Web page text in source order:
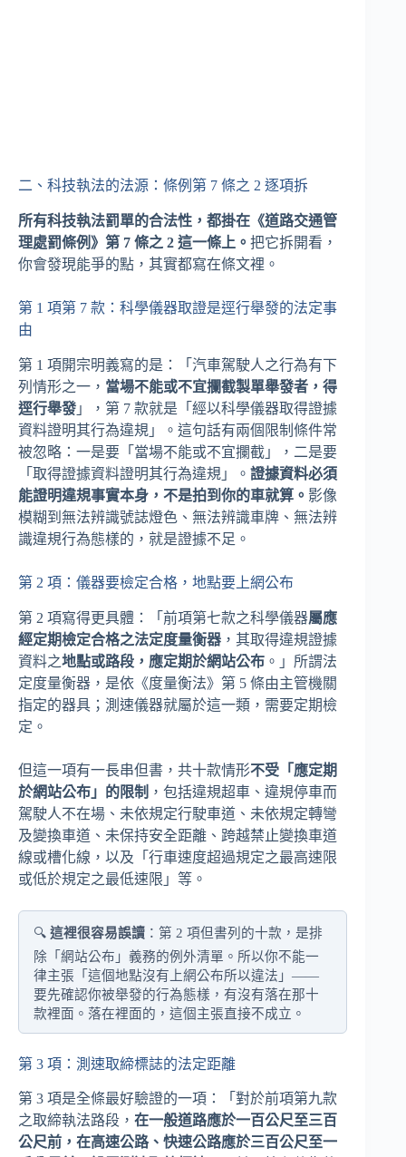
二、科技執法的法源：條例第 7 條之 2 逐項拆
所有科技執法罰單的合法性，都掛在《道路交通管
理處罰條例》第 7 條之 2 這一條上。 把它拆開看，
你會發現能爭的點，其實都寫在條文裡。
第 1 項第 7 款：科學儀器取證是逕行舉發的法定事
由
第 1 項開宗明義寫的是：「汽車駕駛人之行為有下
列情形之一， 當場不能或不宜攔截製單舉發者，得
逕行舉發 」，第 7 款就是「經以科學儀器取得證據
資料證明其行為違規」。這句話有兩個限制條件常
被忽略：一是要「當場不能或不宜攔截」，二是要
「取得證據資料證明其行為違規」。 證據資料必須
能證明違規事實本身，不是拍到你的車就算。 影像
模糊到無法辨識號誌燈色、無法辨識車牌、無法辨
識違規行為態樣的，就是證據不足。
第 2 項：儀器要檢定合格，地點要上網公布
第 2 項寫得更具體：「前項第七款之科學儀器屬應
經定期檢定合格之法定度量衡器 ，其取得違規證據
資料之地點或路段，應定期於網站公布 。」所謂法
定度量衡器，是依《度量衡法》第 5 條由主管機關
指定的器具；測速儀器就屬於這一類，需要定期檢
定。
但這一項有一長串但書，共十款情形不受「應定期
於網站公布」的限制 ，包括違規超車、違規停車而
駕駛人不在場、未依規定行駛車道、未依規定轉彎
及變換車道、未保持安全距離、跨越禁止變換車道
線或槽化線，以及「行車速度超過規定之最高速限
或低於規定之最低速限」等。
🔍 這裡很容易誤讀 ：第 2 項但書列的十款，是排
除「網站公布」義務的例外清單。所以你不能一
律主張「這個地點沒有上網公布所以違法」——
要先確認你被舉發的行為態樣，有沒有落在那十
款裡面。落在裡面的，這個主張直接不成立。
第 3 項：測速取締標誌的法定距離
第 3 項是全條最好驗證的一項：「對於前項第九款
之取締執法路段， 在一般道路應於一百公尺至三百
公尺前，在高速公路、快速公路應於三百公尺至一